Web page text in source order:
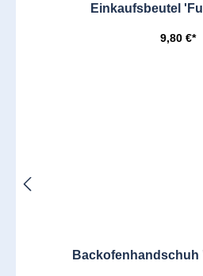
Einkaufsbeutel
9,80 €*